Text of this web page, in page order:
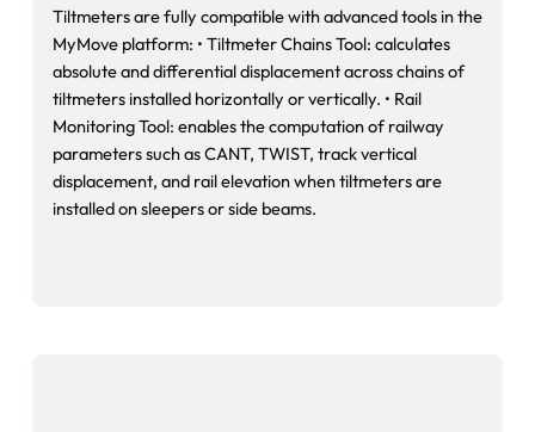
Tiltmeters are fully compatible with advanced tools in the
MyMove platform: • Tiltmeter Chains Tool: calculates
absolute and differential displacement across chains of
tiltmeters installed horizontally or vertically. • Rail
Monitoring Tool: enables the computation of railway
parameters such as CANT, TWIST, track vertical
displacement, and rail elevation when tiltmeters are
installed on sleepers or side beams.